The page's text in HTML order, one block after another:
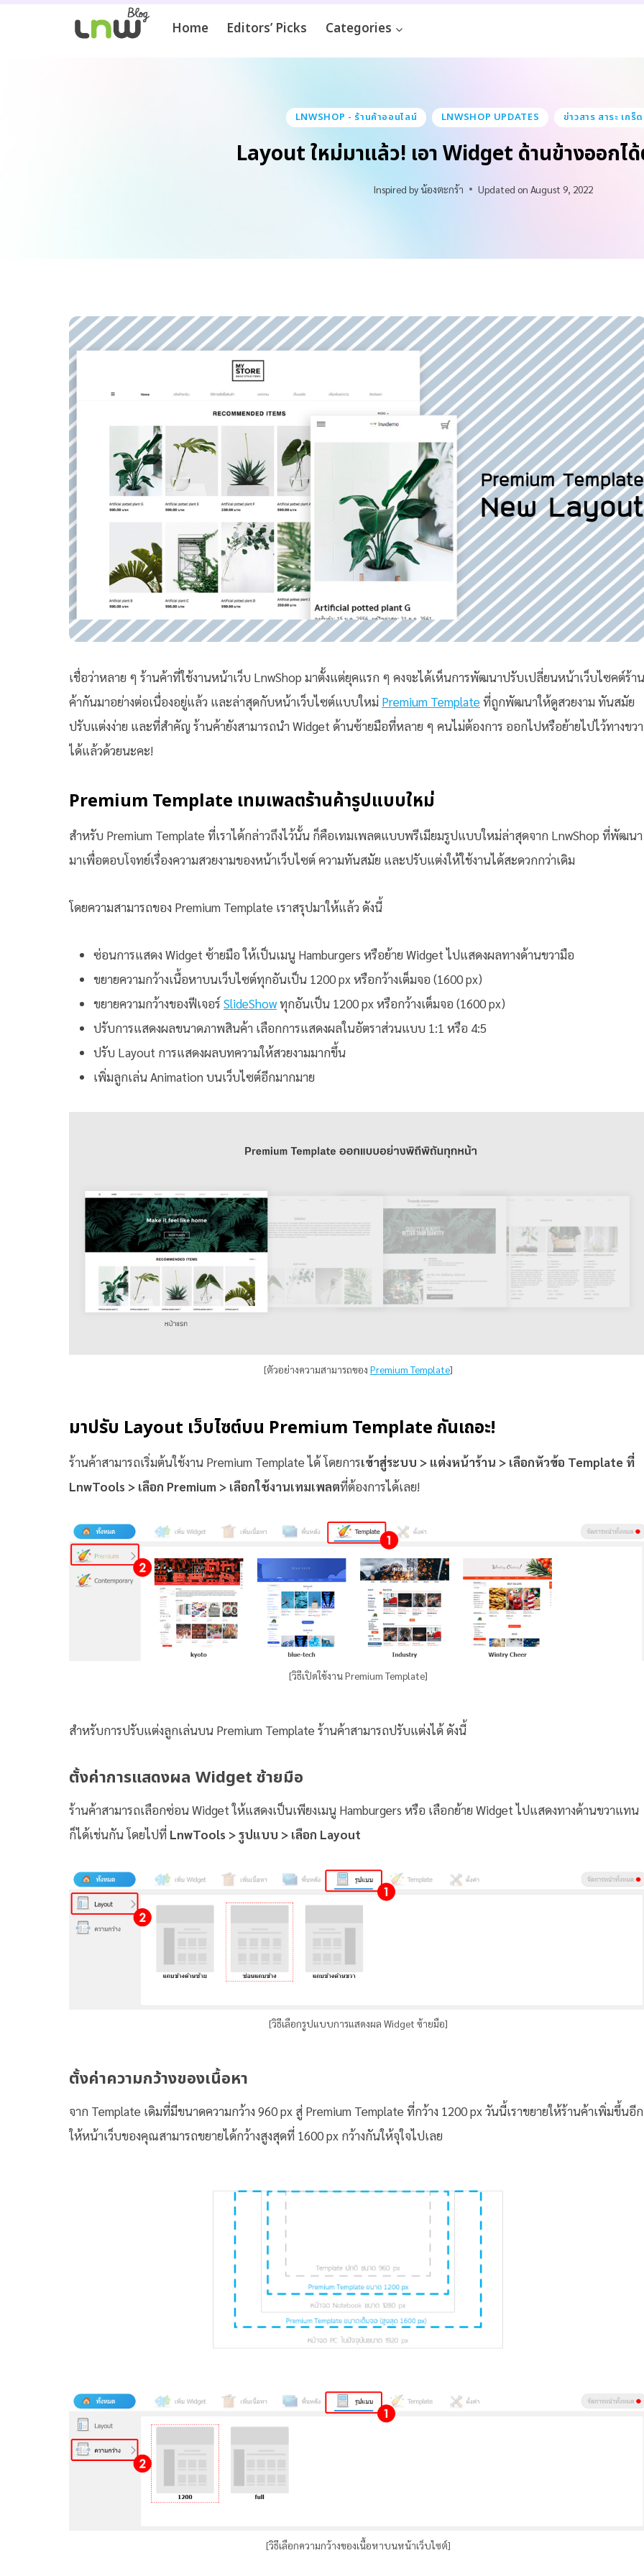
Home Editors’ Picks Categories
LNWSHOP - ร้านค้าออนไลน์ LNWSHOP UPDATES ข่าวสาร สาระ เกร็
Layout ใหม่มาแล้ว! เอา Widget ด้านข้างออกไ
Inspired by น้องตะกร้า Updated on August 9, 2022
เชื่อว่าหลาย ๆ ร้านค้าที่ใช้งานหน้าเว็บ LnwShop มาตั้งแต่ยุคแรก ๆ คงจะได้เห็นการพัฒนาปรับเปลี่ยนหน้าเว็บไซคต์ร้าน
ค้ากันมาอย่างต่อเนื่องอยู่แล้ว และล่าสุดกับหน้าเว็บไซต์แบบใหม่ Premium Templateที่ถูกพัฒนาให้ดูสวยงาม ทันสมัย
ปรับแต่งง่าย และที่สำคัญ ร้านค้ายังสามารถนำ Widget ด้านซ้ายมือที่หลาย ๆ คนไม่ต้องการ ออกไปหรือย้ายไปไว้ทางขวา
ได้แล้วด้วยนะคะ!
Premium Template เทมเพลตร้านค้ารูปแบบใหม่
สำหรับ Premium Template ที่เราได้กล่าวถึงไว้นั้น ก็คือเทมเพลตแบบพรีเมียมรูปแบบใหม่ล่าสุดจาก LnwShop ที่พัฒนา
มาเพื่อตอบโจทย์เรื่องความสวยงามของหน้าเว็บไซต์ ความทันสมัย และปรับแต่งให้ใช้งานได้สะดวกกว่าเดิม
โดยความสามารถของ Premium Template เราสรุปมาให้แล้ว ดังนี้
ซ่อนการแสดง Widget ซ้ายมือ ให้เป็นเมนู Hamburgers หรือย้าย Widget ไปแสดงผลทางด้านขวามือ
ขยายความกว้างเนื้อหาบนเว็บไซต์ทุกอันเป็น 1200 px หรือกว้างเต็มจอ (1600 px)
ขยายความกว้างของฟีเจอร์SlideShowทุกอันเป็น 1200 px หรือกว้างเต็มจอ (1600 px)
ปรับการแสดงผลขนาดภาพสินค้า เลือกการแสดงผลในอัตราส่วนแบบ 1:1 หรือ 4:5
ปรับ Layout การแสดงผลบทความให้สวยงามมากขึ้น
เพิ่มลูกเล่น Animation บนเว็บไซต์อีกมากมาย
[ตัวอย่างความสามารถของ Premium Template]
มาปรับ Layout เว็บไซต์บน Premium Template กันเถอะ!
ร้านค้าสามารถเริ่มต้นใช้งาน Premium Template ได้ โดยการเข้าสู่ระบบ > แต่งหน้าร้าน > เลือกหัวข้อ Template ที่
LnwTools > เลือก Premium > เลือกใช้งานเทมเพลตที่ต้องการได้เลย!
[วิธีเปิดใช้งาน Premium Template]
สำหรับการปรับแต่งลูกเล่นบน Premium Template ร้านค้าสามารถปรับแต่งได้ ดังนี้
ตั้งค่าการแสดงผล Widget ซ้ายมือ
ร้านค้าสามารถเลือกซ่อน Widget ให้แสดงเป็นเพียงเมนู Hamburgers หรือ เลือกย้าย Widget ไปแสดงทางด้านขวาแทน
ก็ได้เช่นกัน โดยไปที่ LnwTools > รูปแบบ > เลือก Layout
[วิธีเลือกรูปแบบการแสดงผล Widget ซ้ายมือ]
ตั้งค่าความกว้างของเนื้อหา
จาก Template เดิมที่มีขนาดความกว้าง 960 px สู่ Premium Template ที่กว้าง 1200 px วันนี้เราขยายให้ร้านค้าเพิ่มขึ้นอีก
ให้หน้าเว็บของคุณสามารถขยายได้กว้างสูงสุดที่ 1600 px กว้างกันให้จุใจไปเลย
[วิธีเลือกความกว้างของเนื้อหาบนหน้าเว็บไซต์]